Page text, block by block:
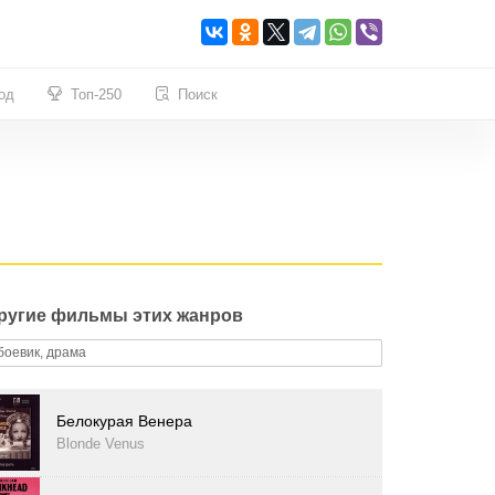
Топ-250 Поиск
фильмы этих жанров
драма
Белокурая Венера
Blonde Venus